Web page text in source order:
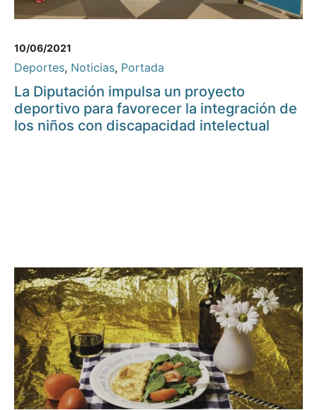
10/06/2021
Deportes, Noticias, Portada
La Diputación impulsa un proyecto
deportivo para favorecer la integración de
los niños con discapacidad intelectual